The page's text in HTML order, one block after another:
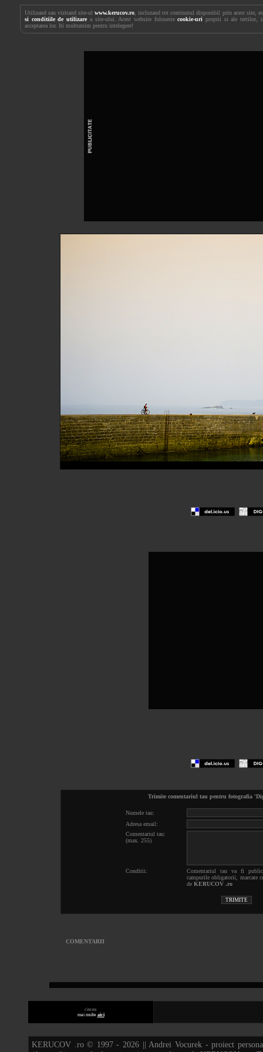
Utilizand sau vizitand site-ulwww.kerucov.ro , incluzand tot continutul disponibil prin acest site,
si conditiile de utilizare a site-ului. Acest website folosestecookie-uri proprii si ale tertilor,
acceptarea lor. Iti multumim pentru intelegere!
Trimite comentariul tau pentru fotografia
Numele tau:
Adresa email:
Comentariul tau:
(max. 255)
Conditii:
Comentariul tau va fi
campurile obligatorii, marcate
de KERUCOV .ro
COMENTARII
citeste
mai multe aici
KERUCOV .ro © 1997 - 2026 || Andrei Vocurek - proiect